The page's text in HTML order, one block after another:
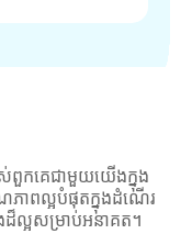
កគេជាមួយយើងក្នុង
ភាពល្អបំផុតក្នុងដំណើរ
ដ៏ល្អសម្រាប់អនាគត។